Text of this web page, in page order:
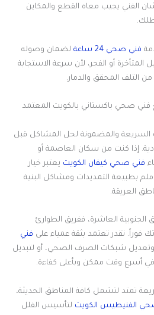
الفني يجيب معاه القطع والمكاين
فني صحي 24 ساعة
لضمان وصوله
المتأخرة أو الفجر، لأن سرعة الاستجابة
التلف المحقق والدمار.
فني صحي باكستاني بالكويت المعتمد
السريعة والمضمونة لحل المشاكل قبل
إذا كنت من سكان العاصمة أو
فني صحي كيفان الكويت يعتبر خيار
بطبيعة التمديدات ومشاكل البنية
العريقة.
الجنوبية العاشرة، ففريق الطوارئ
فوراً. تقدر تعتمد بثقة عمياء على فني
شبكات الصرف الصحي، أو لتبديل
في أسرع وقت ممكن وبأعلى كفاءة.
تمتد لتشمل كافة المناطق الحديثة،
الفنيطيس الكويت لتأسيس الفلل